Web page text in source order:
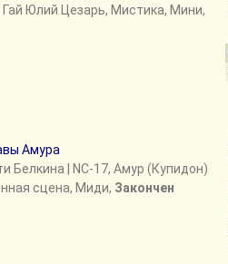
Гай Юлий Цезарь, Мистика, Мини,
Амура
Белкина | NC-17, Амур (Купидон)
сцена, Миди, Закончен